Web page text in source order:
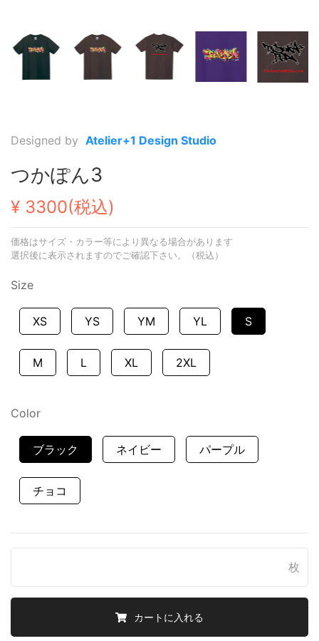
Designed by Atelier+1 Design Studio
つかぽん3
¥ 3300(税込)
価格はサイズ・カラー等により異なる場合があります
選択後に表示されますのでご確認下さい。（税込）
Size
XS YS YM YL S
M L XL 2XL
Color
ブラック ネイビー パープル
チョコ
枚
カートに入れる